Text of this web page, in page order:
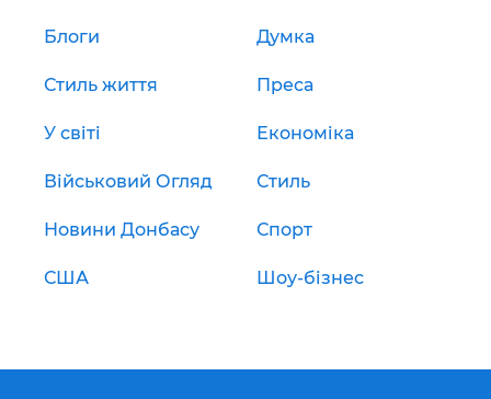
Блоги Думка
Стиль життя Преса
У світі Економіка
Військовий Огляд Стиль
Новини Донбасу Спорт
США Шоу-бізнес